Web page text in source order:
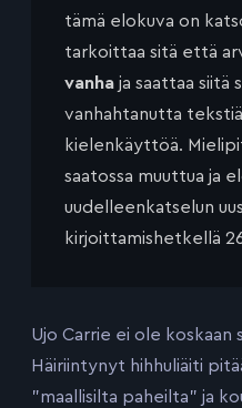
tämä elokuva on
tarkoittaa sitä että
vanha ja saattaa siitä
vanhahtanutta
kielenkäyttöä.
saatossa muuttua ja
uudelleenkatselun
kirjoittamishetkellä
Ujo Carrie ei ole koskaan
Häiriintynyt hihhuliäiti
”maallisilta paheilta” ja